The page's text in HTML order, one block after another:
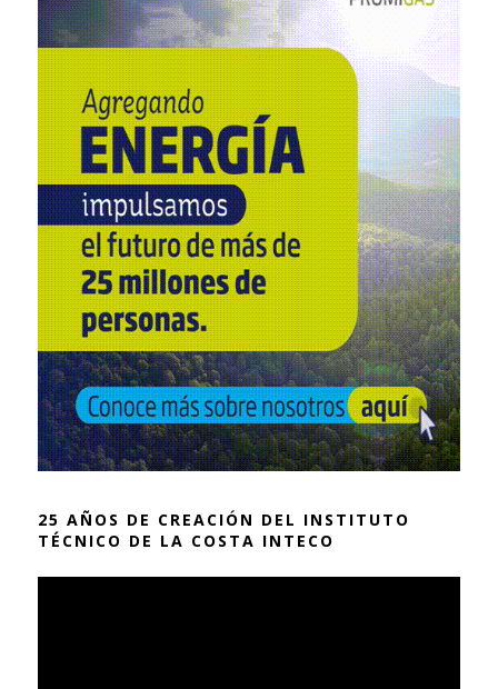
25 AÑOS DE CREACIÓN DEL INSTITUTO
TÉCNICO DE LA COSTA INTECO